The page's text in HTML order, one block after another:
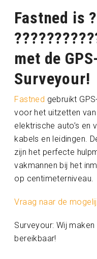
Fastned is
met de
Surveyour!
Fastned gebruikt
voor het uitzetten
elektrische auto’s en
kabels en leidingen.
zijn het perfecte
vakmannen bij het
op centimeterniveau.
Vraag naar de
Surveyour: Wij
bereikbaar!